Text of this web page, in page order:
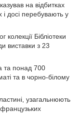
на відбитках
і досі перебувають у
Бібліотеки
виставки з 23
та понад 700
та в чорно-білому
узагальнюють